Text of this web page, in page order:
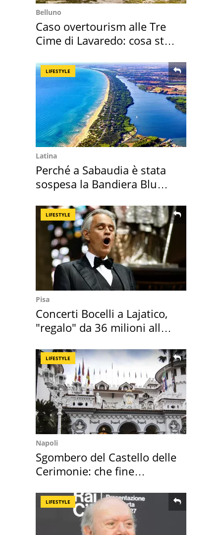
Belluno
Caso overtourism alle Tre
Cime di Lavaredo: cosa sta
LIFESTYLE
Latina
Perché a Sabaudia è stata
sospesa la Bandiera Blu
LIFESTYLE
Pisa
Concerti Bocelli a Lajatico,
"regalo" da 36 milioni alla
LIFESTYLE
Napoli
Sgombero del Castello delle
Cerimonie: che fine
LIFESTYLE